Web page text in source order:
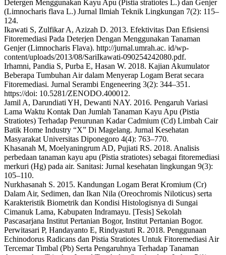
Detergen Menggunakan Kayu Apu (Pistia stratiotes L.) dan Genjer
(Limnocharis flava L.) Jurnal Ilmiah Teknik Lingkungan 7(2): 115–
124.
Ikawati S, Zulfikar A, Azizah D. 2013. Efektivitas Dan Efisiensi
Fitoremediasi Pada Deterjen Dengan Menggunakan Tanaman
Genjer (Limnocharis Flava). http://jurnal.umrah.ac. id/wp-
content/uploads/2013/08/SariIkawati-090254242080.pdf.
Irhamni, Pandia S, Purba E, Hasan W. 2018. Kajian Akumulator
Beberapa Tumbuhan Air dalam Menyerap Logam Berat secara
Fitoremediasi. Jurnal Serambi Engeneering 3(2): 344–351.
https://doi: 10.5281/ZENODO.400012.
Jamil A, Darundiati YH, Dewanti NAY. 2016. Pengaruh Variasi
Lama Waktu Kontak Dan Jumlah Tanaman Kayu Apu (Pistia
Stratiotes) Terhadap Penurunan Kadar Cadmium (Cd) Limbah Cair
Batik Home Industry “X” Di Magelang. Jurnal Kesehatan
Masyarakat Universitas Diponegoro 4(4): 763–770.
Khasanah M, Moelyaningrum AD, Pujiati RS. 2018. Analisis
perbedaan tanaman kayu apu (Pistia stratiotes) sebagai fitoremediasi
merkuri (Hg) pada air. Sanitasi: Jurnal kesehatan lingkungan 9(3):
105–110.
Nurkhasanah S. 2015. Kandungan Logam Berat Kromium (Cr)
Dalam Air, Sedimen, dan Ikan Nila (Oreochromis Niloticus) serta
Karakteristik Biometrik dan Kondisi Histologisnya di Sungai
Cimanuk Lama, Kabupaten Indramayu. [Tesis] Sekolah
Pascasarjana Institut Pertanian Bogor, Institut Pertanian Bogor.
Perwitasari P, Handayanto E, Rindyastuti R. 2018. Penggunaan
Echinodorus Radicans dan Pistia Stratiotes Untuk Fitoremediasi Air
Tercemar Timbal (Pb) Serta Pengaruhnya Terhadap Tanaman